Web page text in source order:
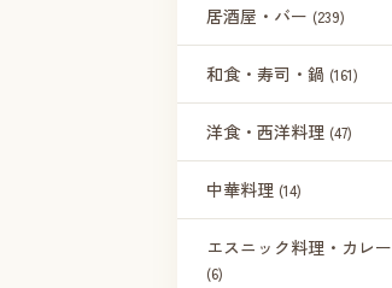
居酒屋・バー (239)
和食・寿司・鍋 (161)
洋食・西洋料理 (47)
中華料理 (14)
エスニック料理・カレー
(6)